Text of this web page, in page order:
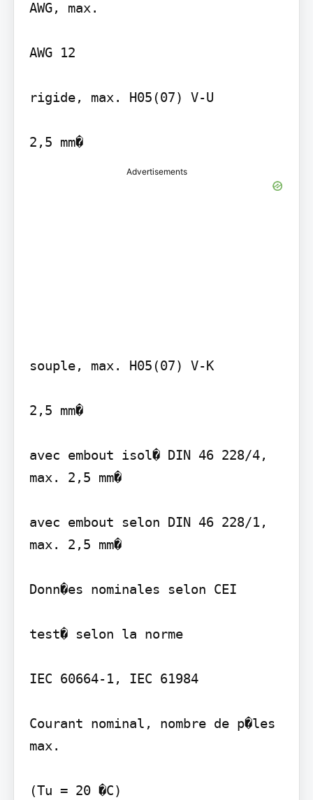
AWG, max.
AWG 12
rigide, max. H05(07) V-U
2,5 mm�
Advertisements
souple, max. H05(07) V-K
2,5 mm�
avec embout isol� DIN 46 228/4,
max. 2,5 mm�
avec embout selon DIN 46 228/1,
max. 2,5 mm�
Donn�es nominales selon CEI
test� selon la norme
IEC 60664-1, IEC 61984
Courant nominal, nombre de p�les
max.
(Tu = 20 �C)